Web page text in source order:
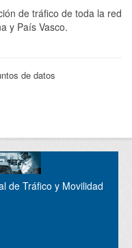
de tráfico de toda la red
y País Vasco.
de datos
de Tráfico y Movilidad